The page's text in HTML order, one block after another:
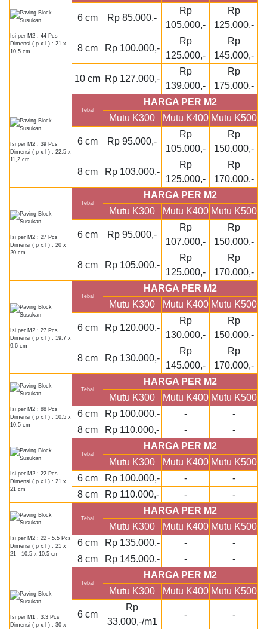
Isi per M2 : 44 Pcs
Dimensi ( p x l ) : 21 x
10,5 cm
6 cm Rp 85.000,-
Rp
105.000,-
Rp
125.000,-
8 cm Rp 100.000,-
Rp
125.000,-
Rp
145.000,-
10 cm Rp 127.000,-
Rp
139.000,-
Rp
175.000,-
Isi per M2 : 39 Pcs
Dimensi ( p x l ) : 22,5 x
11,2 cm
Tebal
HARGA PER M2
Mutu K300
Mutu K400 Mutu K500
6 cm Rp 95.000,-
Rp
105.000,-
Rp
150.000,-
8 cm Rp 103.000,-
Rp
125.000,-
Rp
170.000,-
Isi per M2 : 27 Pcs
Dimensi ( p x l ) : 20 x
20 cm
Tebal
HARGA PER M2
Mutu K300
Mutu K400 Mutu K500
6 cm Rp 95.000,-
Rp
107.000,-
Rp
150.000,-
8 cm Rp 105.000,-
Rp
125.000,-
Rp
170.000,-
Isi per M2 : 27 Pcs
Dimensi ( p x l ) : 19.7 x
9.6 cm
Tebal
HARGA PER M2
Mutu K300
Mutu K400 Mutu K500
6 cm Rp 120.000,-
Rp
130.000,-
Rp
150.000,-
8 cm Rp 130.000,-
Rp
145.000,-
Rp
170.000,-
Isi per M2 : 88 Pcs
Dimensi ( p x l ) : 10.5 x
10.5 cm
Tebal
HARGA PER M2
Mutu K300
Mutu K400 Mutu K500
6 cm
Rp 100.000,- -
-
8 cm
Rp 110.000,- - -
Isi per M2 : 22 Pcs
Dimensi ( p x l ) : 21 x
21 cm
Tebal
HARGA PER M2
Mutu K300
Mutu K400 Mutu K500
6 cm
Rp 100.000,- -
-
8 cm
Rp 110.000,- - -
Isi per M2 : 22 - 5.5 Pcs
Dimensi ( p x l ) : 21 x
21 - 10,5 x 10,5 cm
Tebal
HARGA PER M2
Mutu K300
Mutu K400 Mutu K500
6 cm
Rp 135.000,- -
-
8 cm
Rp 145.000,- - -
Isi per M1 : 3.3 Pcs
Dimensi ( p x l ) : 30 x
Tebal
HARGA PER M2
Mutu K300
Mutu K400 Mutu K500
6 cm
Rp
33.000,-/m1
- -